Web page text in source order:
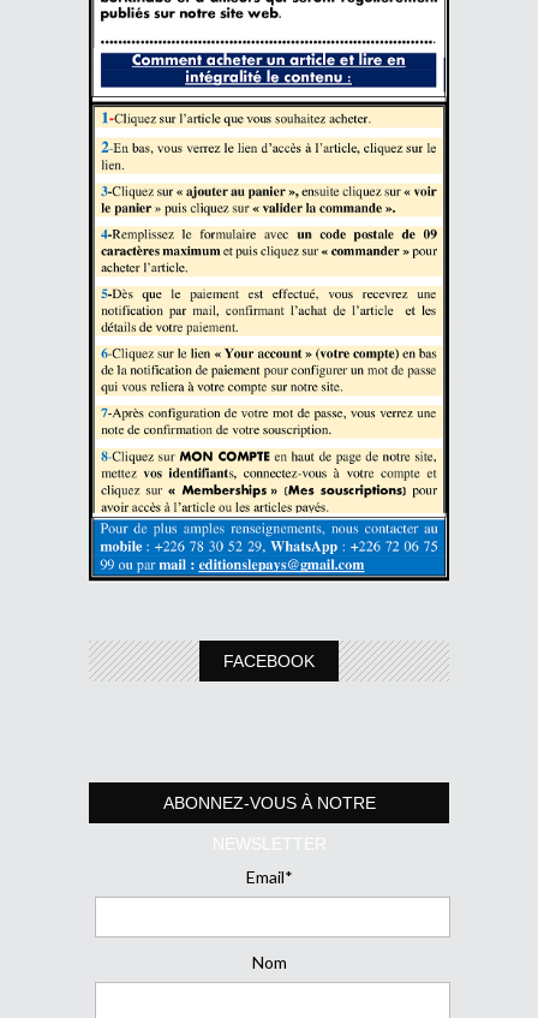
FACEBOOK
ABONNEZ-VOUS À NOTRE
NEWSLETTER
Email*
Nom